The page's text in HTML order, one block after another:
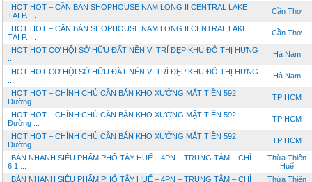
HOT HOT – CẦN BÁN SHOPHOUSE NAM LONG II CENTRAL LAKE
TẠI P. ...
Cần Thơ
HOT HOT – CẦN BÁN SHOPHOUSE NAM LONG II CENTRAL LAKE
TẠI P. ...
Cần Thơ
HOT HOT CƠ HỘI SỞ HỮU ĐẤT NỀN VỊ TRÍ ĐẸP KHU ĐÔ THỊ HƯNG
Hà Nam
HOT HOT CƠ HỘI SỞ HỮU ĐẤT NỀN VỊ TRÍ ĐẸP KHU ĐÔ THỊ HƯNG
Hà Nam
HOT HOT – CHÍNH CHỦ CẦN BÁN KHO XƯỞNG MẶT TIỀN 592
Đường ...
TP HCM
HOT HOT – CHÍNH CHỦ CẦN BÁN KHO XƯỞNG MẶT TIỀN 592
Đường ...
TP HCM
HOT HOT – CHÍNH CHỦ CẦN BÁN KHO XƯỞNG MẶT TIỀN 592
Đường ...
TP HCM
BÁN NHANH SIÊU PHẨM PHỐ TÂY HUẾ – 4PN – TRUNG TÂM – CHỈ
6,1 ...
Thừa Thiên
Huế
BÁN NHANH SIÊU PHẨM PHỐ TÂY HUẾ – 4PN – TRUNG TÂM – CHỈ
Thừa Thiên